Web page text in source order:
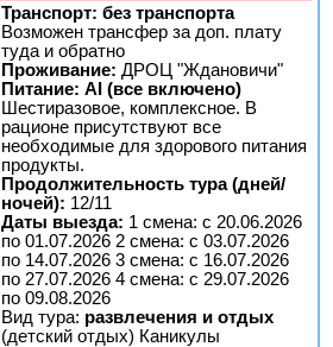
Транспорт: без транспорта
Возможен трансфер за доп. плату
туда и обратно
Проживание: ДРОЦ "Ждановичи"
Питание: AI (все включено)
Шестиразовое, комплексное. В
рационе присутствуют все
необходимые для здорового питания
продукты.
Продолжительность тура (дней/
ночей): 12/11
Даты выезда: 1 смена: с 20.06.2026
по 01.07.2026 2 смена: с 03.07.2026
по 14.07.2026 3 смена: с 16.07.2026
по 27.07.2026 4 смена: с 29.07.2026
по 09.08.2026
Вид тура: развлечения и отдых
(детский отдых) Каникулы